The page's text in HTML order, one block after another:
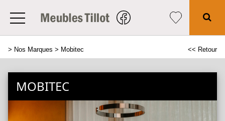
> Nos Marques > Mobitec << Retour
MOBITEC